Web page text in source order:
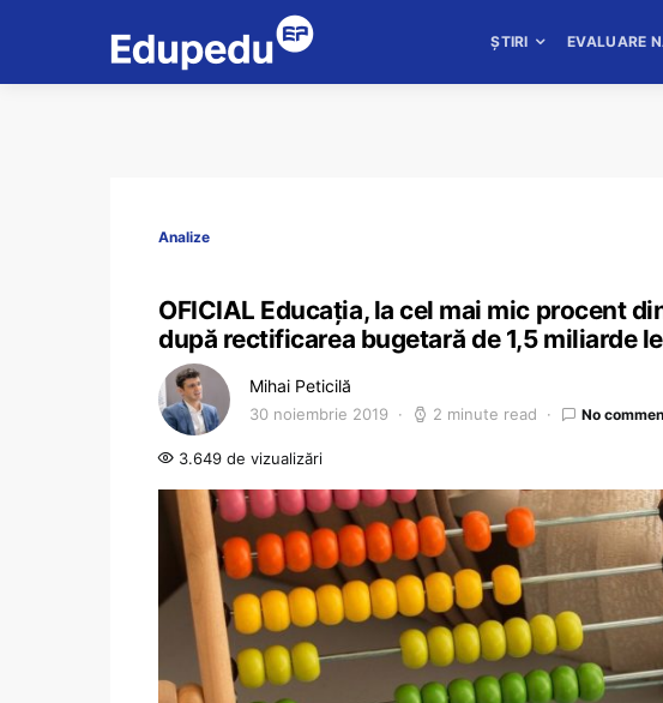
ȘTIRI EVALUARE
Analize
OFICIAL Educaţia, la cel mai mic procent
după rectificarea bugetară de 1,5 miliarde
Mihai Peticilă
30 noiembrie 2019 2 minute read No
3.649 de vizualizări